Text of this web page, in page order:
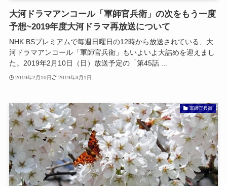
大河ドラマアンコール「軍師官兵衛」の次をもう一度
予想~2019年度大河ドラマ再放送について
NHK BSプレミアムで毎週日曜日の12時から放送されている、大
河ドラマアンコール「軍師官兵衛」もいよいよ大詰めを迎えまし
た。2019年2月10日（日）放送予定の「第45話 ...
2019年2月10日 2019年3月1日
軍師官兵衛